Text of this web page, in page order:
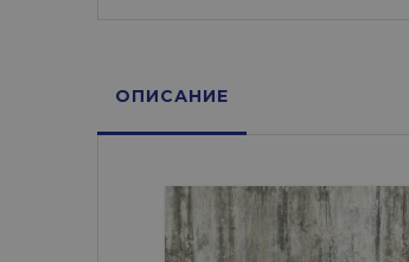
ОПИСАНИЕ